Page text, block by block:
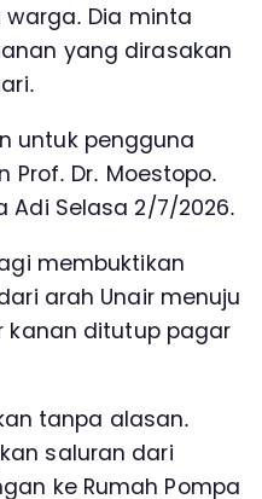
warga. Dia minta
yang dirasakan
untuk pengguna
Prof. Dr. Moestopo.
Adi Selasa 2/7/2026.
membuktikan
arah Unair menuju
kanan ditutup pagar
tanpa alasan.
saluran dari
ke Rumah Pompa